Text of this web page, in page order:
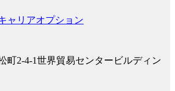
ャリアオプション
町2-4-1世界貿易センタービルディン